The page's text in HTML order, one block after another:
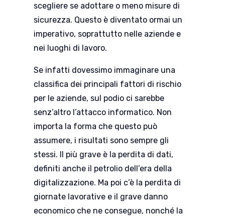
scegliere se adottare o meno misure di
sicurezza. Questo è diventato ormai un
imperativo, soprattutto nelle aziende e
nei luoghi di lavoro.
Se infatti dovessimo immaginare una
classifica dei principali fattori di rischio
per le aziende, sul podio ci sarebbe
senz’altro l’attacco informatico. Non
importa la forma che questo può
assumere, i risultati sono sempre gli
stessi. Il più grave è la perdita di dati,
definiti anche il petrolio dell’era della
digitalizzazione. Ma poi c’è la perdita di
giornate lavorative e il grave danno
economico che ne consegue, nonché la